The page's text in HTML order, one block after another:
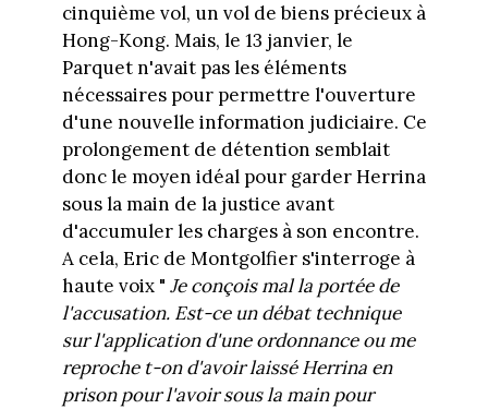
cinquième vol, un vol de biens précieux à
Hong-Kong. Mais, le 13 janvier, le
Parquet n'avait pas les éléments
nécessaires pour permettre l'ouverture
d'une nouvelle information judiciaire. Ce
prolongement de détention semblait
donc le moyen idéal pour garder Herrina
sous la main de la justice avant
d'accumuler les charges à son encontre.
A cela, Eric de Montgolfier s'interroge à
haute voix " Je conçois mal la portée de
l'accusation. Est-ce un débat technique
sur l'application d'une ordonnance ou me
reproche t-on d'avoir laissé Herrina en
prison pour l'avoir sous la main pour